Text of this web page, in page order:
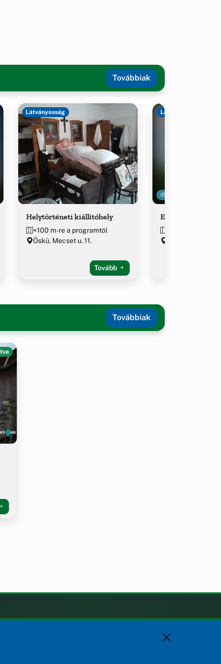
Továbbiak
Látványosság
Helytörténeti kiállítóhely
<100 m-re a programtól
Öskü, Mecset u. 11.
Tovább
Látványosság
Evangélikus
Továbbiak
KAPCSOLAT